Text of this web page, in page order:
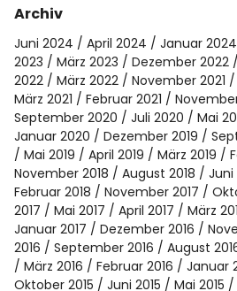
Archiv
Juni 2024 April 2024 Januar 2024
2023
März 2023 Dezember 2022
2022
März 2022 November 2021
März 2021
Februar 2021
September 2020
Juli 2020 Mai
Januar 2020
Dezember 2019
Mai 2019
April 2019 März 2019
November 2018
August 2018 Juni
Februar 2018
November 2017
2017
Mai 2017 April 2017 März
Januar 2017
Dezember 2016
2016
September 2016 August
März 2016
Februar 2016 Januar
Oktober 2015
Juni 2015 Mai 2015